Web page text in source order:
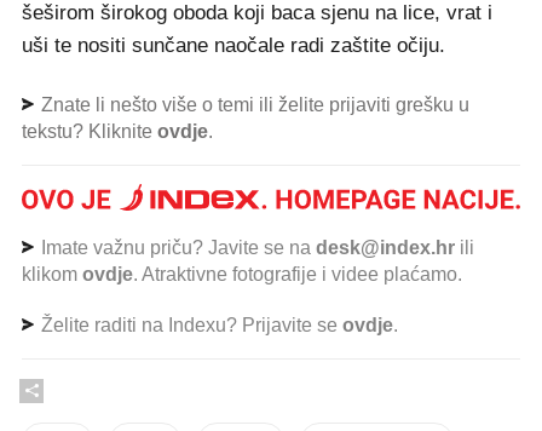
šeširom širokog oboda koji baca sjenu na lice, vrat i
uši te nositi sunčane naočale radi zaštite očiju.
Znate li nešto više o temi ili želite prijaviti grešku u
tekstu? Kliknite ovdje.
Imate važnu priču? Javite se na desk@index.hr ili
klikom ovdje. Atraktivne fotografije i videe plaćamo.
Želite raditi na Indexu? Prijavite se ovdje.